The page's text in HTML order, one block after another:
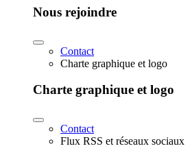
Nous rejoindre
Contact
Charte graphique et logo
Charte graphique et logo
Contact
Flux RSS et réseaux sociaux